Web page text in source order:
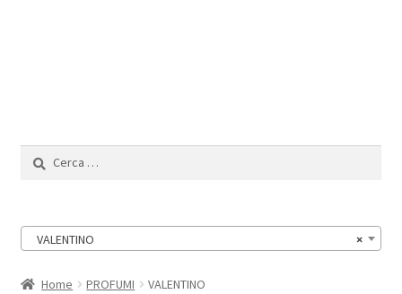
×
VALENTINO
Home PROFUMI VALENTINO